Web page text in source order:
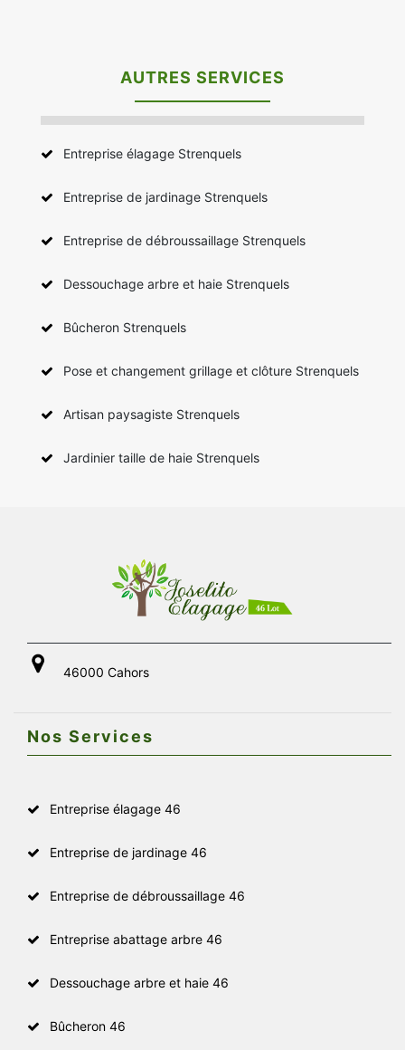
AUTRES SERVICES
Entreprise élagage Strenquels
Entreprise de jardinage Strenquels
Entreprise de débroussaillage Strenquels
Dessouchage arbre et haie Strenquels
Bûcheron Strenquels
Pose et changement grillage et clôture Strenquels
Artisan paysagiste Strenquels
Jardinier taille de haie Strenquels
46000 Cahors
Nos Services
Entreprise élagage 46
Entreprise de jardinage 46
Entreprise de débroussaillage 46
Entreprise abattage arbre 46
Dessouchage arbre et haie 46
Bûcheron 46